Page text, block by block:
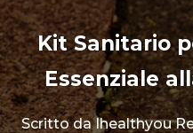
Kit Sanitario
Essenziale
Scritto da Ihealthyou